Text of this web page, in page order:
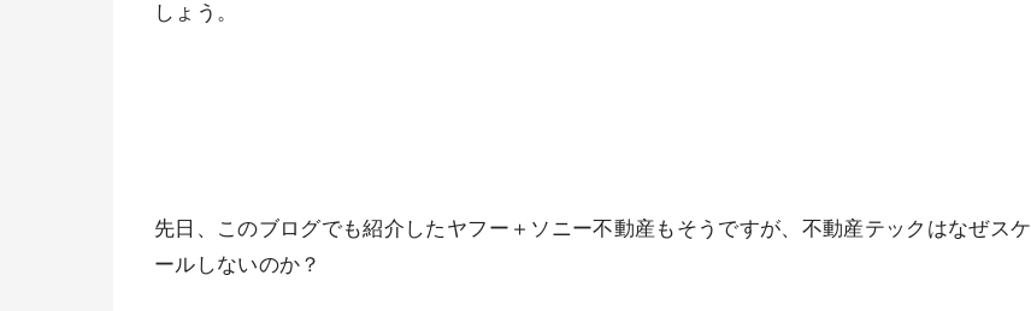
しょう。
先日、このブログでも紹介したヤフー＋ソニー不動産もそうですが、不動産テックはなぜスケ
ールしないのか？